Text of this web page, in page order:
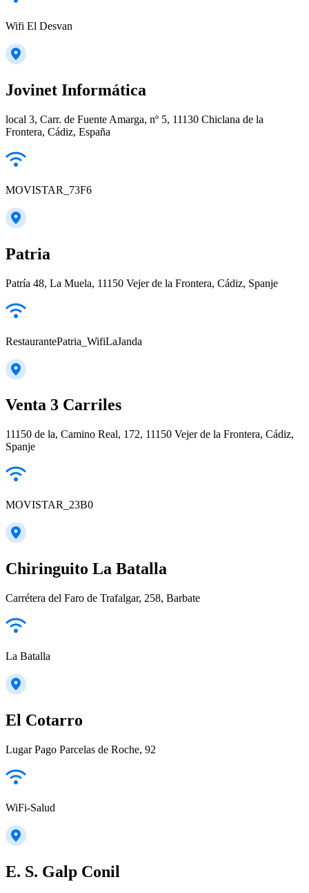
Wifi El Desvan
Jovinet Informática
local 3, Carr. de Fuente Amarga, nº 5, 11130 Chiclana de la
Frontera, Cádiz, España
MOVISTAR_73F6
Patria
Patría 48, La Muela, 11150 Vejer de la Frontera, Cádiz, Spanje
RestaurantePatria_WifiLaJanda
Venta 3 Carriles
11150 de la, Camino Real, 172, 11150 Vejer de la Frontera, Cádiz,
Spanje
MOVISTAR_23B0
Chiringuito La Batalla
Carrétera del Faro de Trafalgar, 258, Barbate
La Batalla
El Cotarro
Lugar Pago Parcelas de Roche, 92
WiFi-Salud
E. S. Galp Conil